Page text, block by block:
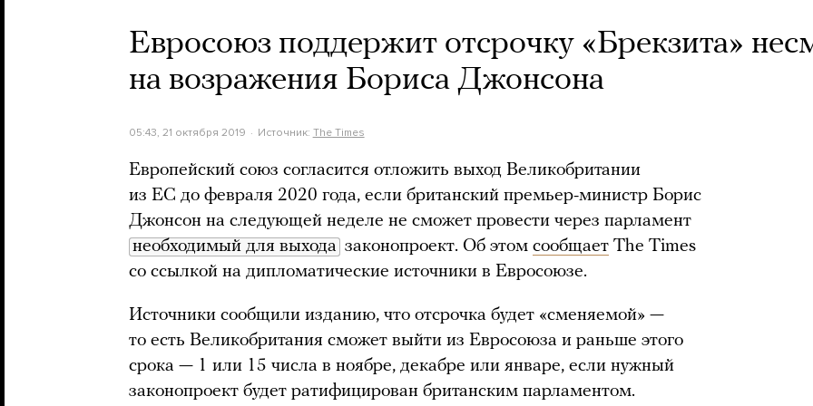
Евросоюз поддержит отсрочку «Брекзита»
на возражения Бориса Джонсона
05:43, 21 октября 2019 Источник: The Times
Европейский союз согласится отложить выход Великобритании
из ЕС до февраля 2020 года, если британский премьер-министр Борис
Джонсон на следующей неделе не сможет провести через парламент
необходимый для выхода законопроект. Об этом сообщает The Times
со ссылкой на дипломатические источники в Евросоюзе.
Источники сообщили изданию, что отсрочка будет «сменяемой» —
то есть Великобритания сможет выйти из Евросоюза и раньше этого
срока — 1 или 15 числа в ноябре, декабре или январе, если нужный
законопроект будет ратифицирован британским парламентом.